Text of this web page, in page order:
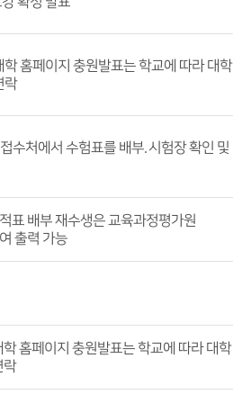
야 접수 완료
모든 사항 확인 가능
되어 이월되는 인원인 있으므로 최종
접수 전 대학 홈페이지에서 반드시 다시
학 홈페이지 충원발표는 학교에 따라 대학
락
횟수 이상 전화연락이 되지 않으면
간주하니 유의
~2월초 납부
수처에서 수험표를 배부. 시험장 확인 및
모든 시험 무효 처리
표 배부 재수생은 교육과정평가원
출력 가능
표기
대학별로 원서 접수
한 최종 모집인원 재확인 필수
홈페이지 충원발표는 학교에 따라 대학
락